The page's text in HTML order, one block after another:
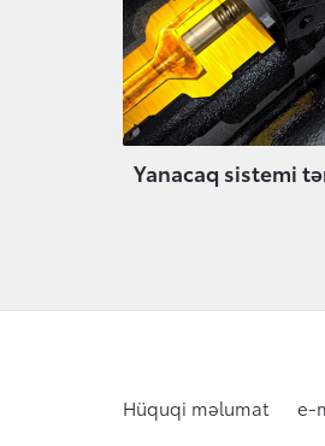
Yanacaq sistemi
Hüquqi məlumat e-